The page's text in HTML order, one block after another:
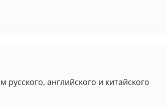
русского, английского и китайского